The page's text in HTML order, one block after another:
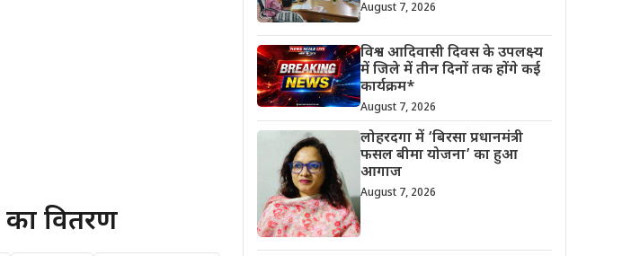
का वितरण
August 7, 2026
विश्व आदिवासी दिवस के उपलक्ष्य
में जिले में तीन दिनों तक होंगे कई
कार्यक्रम*
August 7, 2026
लोहरदगा में ‘बिरसा प्रधानमंत्री
फसल बीमा योजना’ का हुआ
आगाज
August 7, 2026